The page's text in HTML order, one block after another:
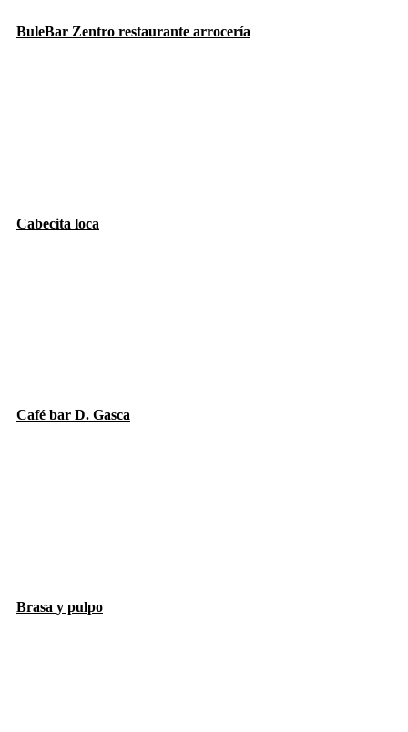
BuleBar Zentro restaurante arrocería
Cabecita loca
Café bar D. Gasca
Brasa y pulpo